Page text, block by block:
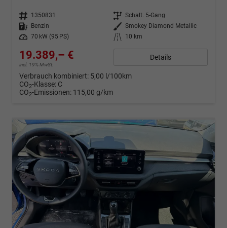
Fahrzeugnr. 1350831 Getriebe Schalt. 5-Gang
Kraftstoff
Benzin Außenfarbe Smokey Diamond Metallic
Leistung
70 kW (95 PS) Kilometerstand 10 km
19.389,– €
incl. 19% MwSt.
Details
Verbrauch kombiniert: 5,00 l/100km
CO2-Klasse: C
CO2-Emissionen: 115,00 g/km